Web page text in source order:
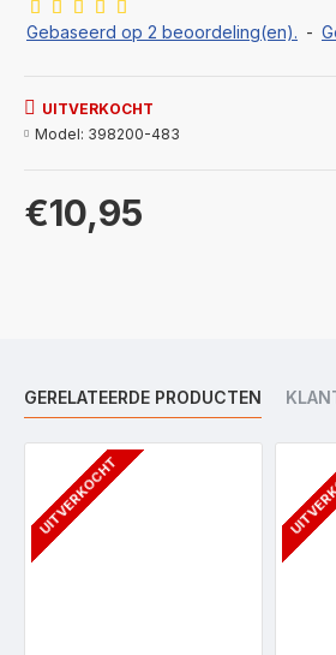
Gebaseerd op 2 beoordeling(en). -
€10,95
UITVERKOCHT
Model: 398200-483
GERELATEERDE PRODUCTEN
UITVERKOCHT